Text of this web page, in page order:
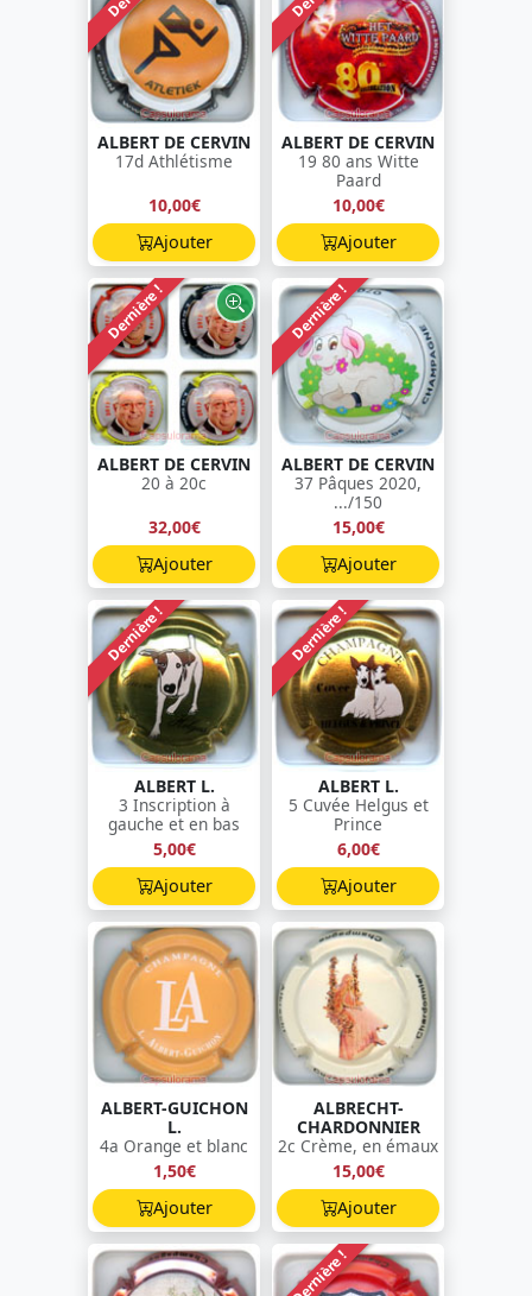
ALBERT DE CERVIN
17d Athlétisme
10,00€
Ajouter
ALBERT DE CERVIN
19 80 ans Witte
Paard
10,00€
Ajouter
Dernière !
ALBERT DE CERVIN
20 à 20c
32,00€
Ajouter
Dernière !
ALBERT DE CERVIN
37 Pâques 2020,
.../150
15,00€
Ajouter
Dernière !
ALBERT L.
3 Inscription à
gauche et en bas
5,00€
Ajouter
Dernière !
ALBERT L.
5 Cuvée Helgus et
Prince
6,00€
Ajouter
ALBERT-GUICHON
L.
4a Orange et blanc
1,50€
Ajouter
ALBRECHT-
CHARDONNIER
2c Crème, en émaux
15,00€
Ajouter
Dernière !